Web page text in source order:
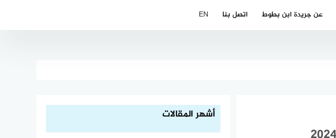
عن جريدة ابن بطوط اتصل بنا EN
أشهر المقالات